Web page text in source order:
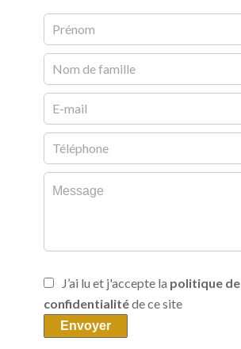
J’ai lu et j'accepte la politique de
confidentialitéde ce site
Envoyer